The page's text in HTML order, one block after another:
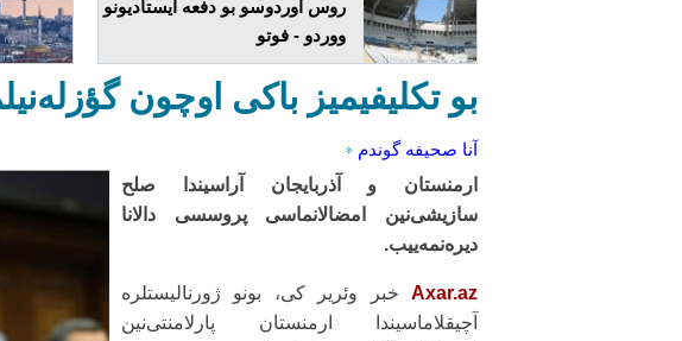
روس اوردوسو بو دفعه ایستادیونو
ووردو - فوتو
بو تکلیفیمیز باکی اوچون
آنا صحیفه گوندم
ارمنستان و آذربایجان آراسیندا صلح
سازیشی‌نین امضالانماسی پروسسی دالانا
دیره‌نمه‌ییب.
Axar.az خبر وئریر کی، بونو ژورنالیستلره
آچیقلاماسیندا ارمنستان پارلامنتی‌نین